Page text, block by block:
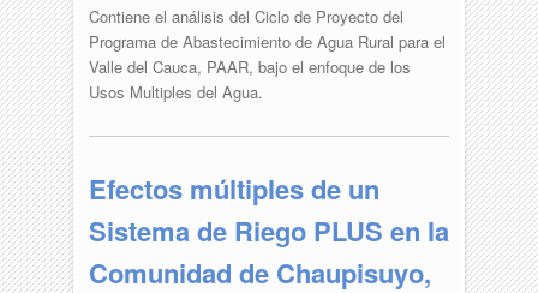
Contiene el análisis del Ciclo de Proyecto del
Programa de Abastecimiento de Agua Rural para el
Valle del Cauca, PAAR, bajo el enfoque de los
Usos Multiples del Agua.
Efectos múltiples de un
Sistema de Riego PLUS en la
Comunidad de Chaupisuyo,